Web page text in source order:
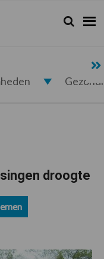
Zoeken...
Zoek
droogte